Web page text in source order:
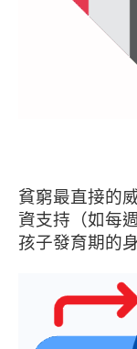
貧窮最直接的
資支持（如每
孩子發育期的